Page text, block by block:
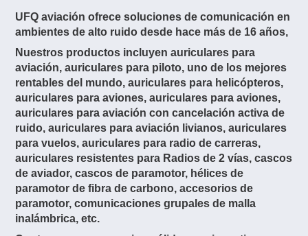
UFQ aviación ofrece soluciones de comunicación en
ambientes de alto ruido desde hace más de 16 años,
Nuestros productos incluyen auriculares para
aviación, auriculares para piloto, uno de los mejores
rentables del mundo, auriculares para helicópteros,
auriculares para aviones, auriculares para aviones,
auriculares para aviación con cancelación activa de
ruido, auriculares para aviación livianos, auriculares
para vuelos, auriculares para radio de carreras,
auriculares resistentes para Radios de 2 vías, cascos
de aviador, cascos de paramotor, hélices de
paramotor de fibra de carbono, accesorios de
paramotor, comunicaciones grupales de malla
inalámbrica, etc.